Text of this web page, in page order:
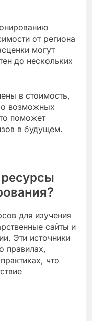
от региона
могут
до нескольких
в стоимость,
о возможных
поможет
в будущем.
для изучения
сайты и
Эти источники
правилах,
что